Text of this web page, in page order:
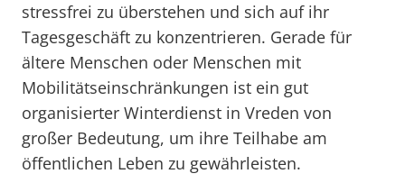
stressfrei zu überstehen und sich auf ihr
Tagesgeschäft zu konzentrieren. Gerade für
ältere Menschen oder Menschen mit
Mobilitätseinschränkungen ist ein gut
organisierter Winterdienst in Vreden von
großer Bedeutung, um ihre Teilhabe am
öffentlichen Leben zu gewährleisten.